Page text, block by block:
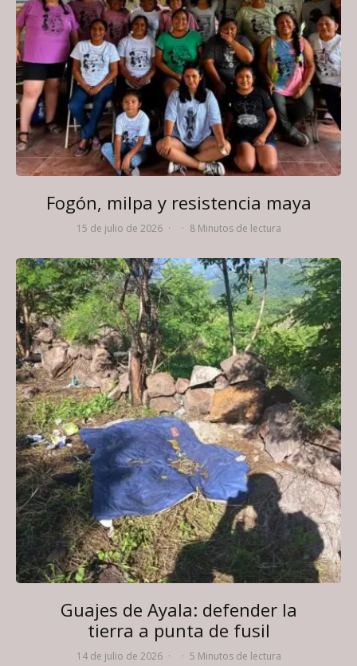
Fogón, milpa y resistencia maya
15 de julio de 2026 · · 8 Minutos de lectura
Guajes de Ayala: defender la
tierra a punta de fusil
14 de julio de 2026 · · 5 Minutos de lectura